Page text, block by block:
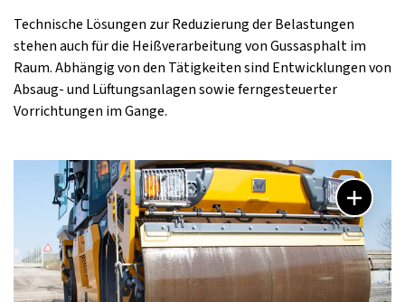
Technische Lösungen zur Reduzierung der Belastungen
stehen auch für die Heißverarbeitung von Gussasphalt im
Raum. Abhängig von den Tätigkeiten sind Entwicklungen von
Absaug- und Lüftungsanlagen sowie ferngesteuerter
Vorrichtungen im Gange.